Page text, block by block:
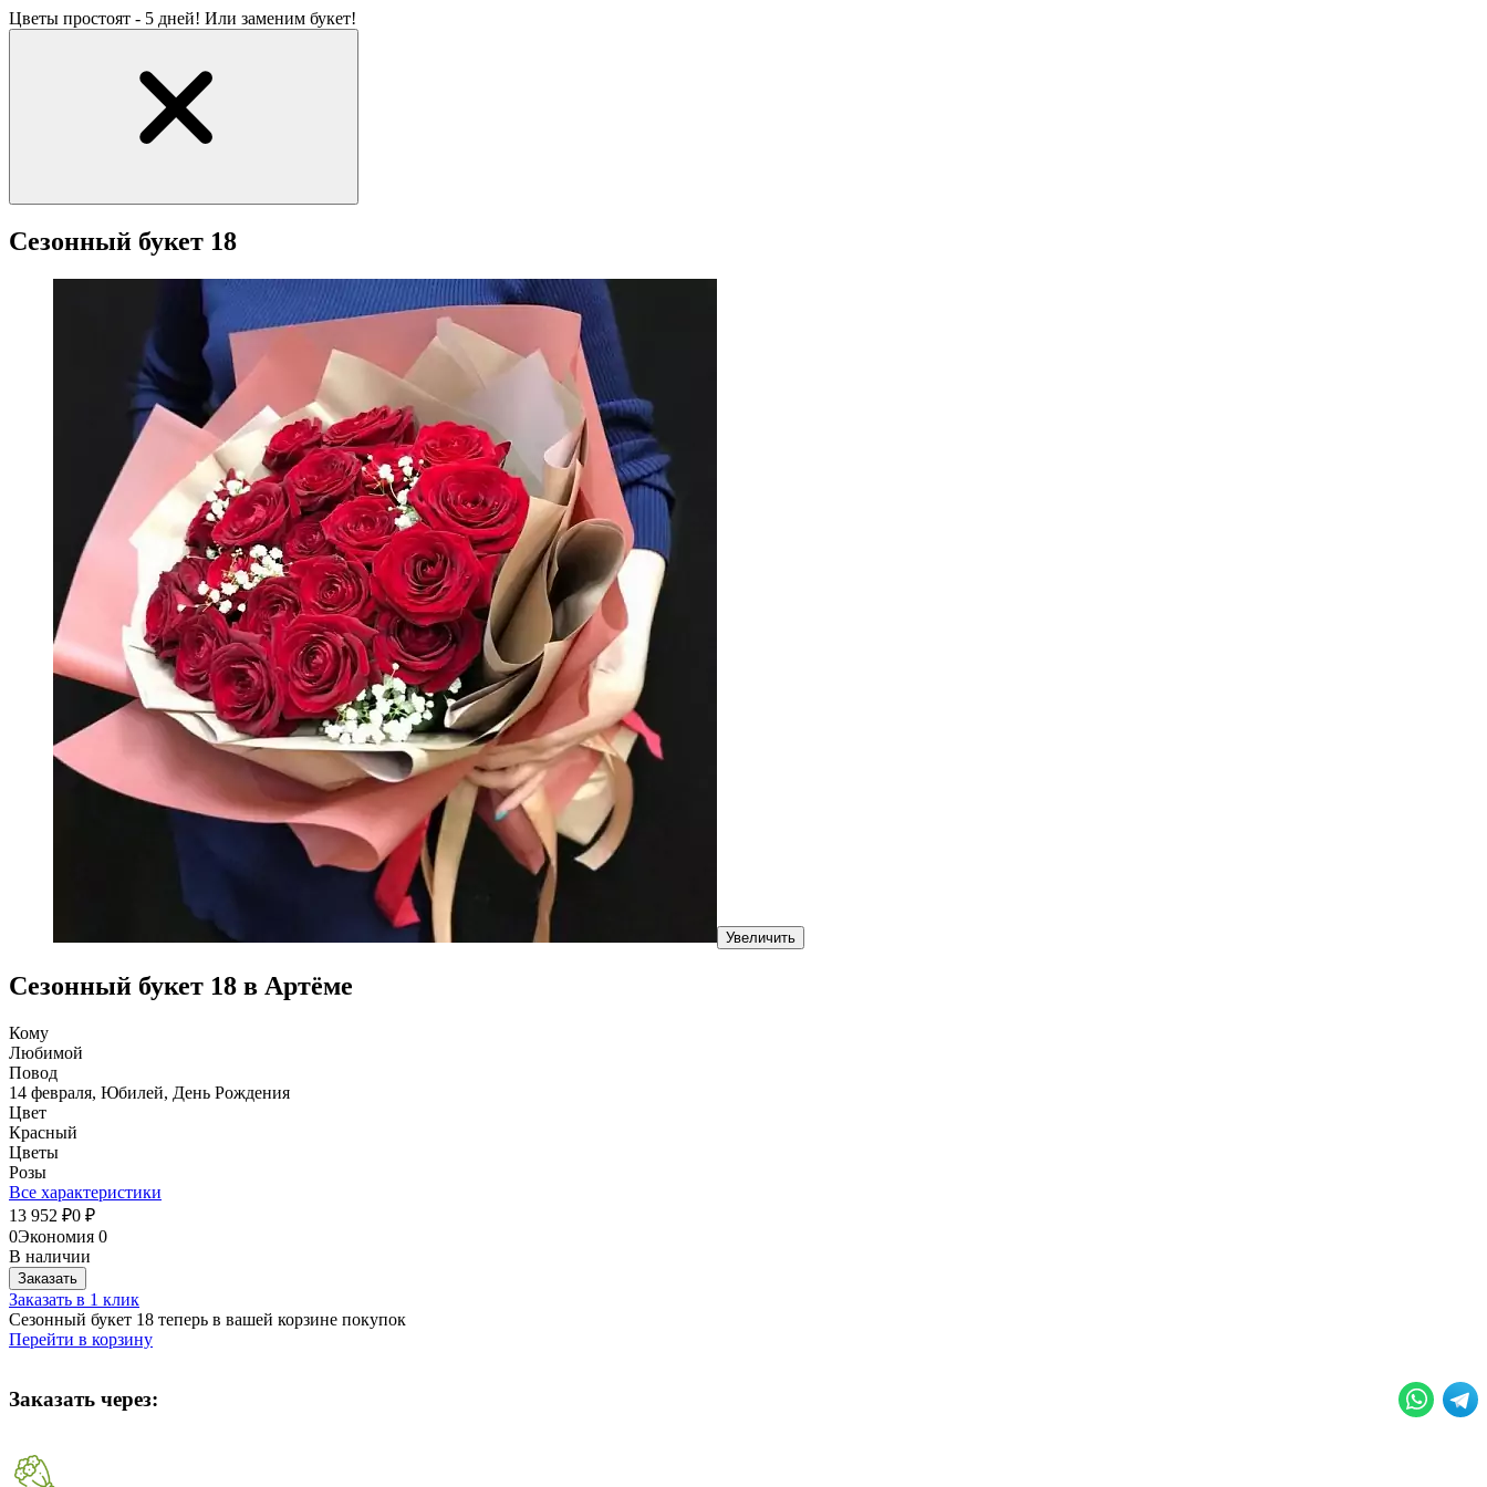
Цветы простоят - 5 дней! Или заменим букет!
Сезонный букет 18
Увеличить
Сезонный букет 18 в Артёме
Кому
Любимой
Повод
14 февраля, Юбилей, День Рождения
Цвет
Красный
Цветы
Розы
Все характеристики
13 952 ₽0 ₽
0Экономия 0
В наличии
Заказать
Заказать в 1 клик
Сезонный букет 18 теперь в вашей корзине покупок
Перейти в корзину
Заказать через: